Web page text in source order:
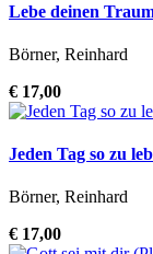
Lebe deinen
Börner, Reinhard
€ 17,00
Jeden Tag so zu
Börner, Reinhard
€ 17,00